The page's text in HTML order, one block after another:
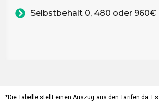
Selbstbehalt 0, 480 oder 960€
*Die Tabelle stellt einen Auszug aus den Tarifen da.